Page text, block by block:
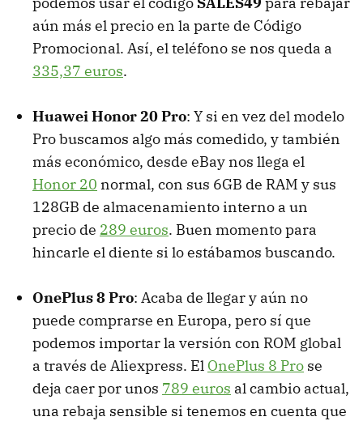
aún más el precio en la parte de Código
Promocional. Así, el teléfono se nos queda a
335,37 euros.
Huawei Honor 20 Pro: Y si en vez del modelo
Pro buscamos algo más comedido, y también
más económico, desde eBay nos llega el
Honor 20 normal, con sus 6GB de RAM y sus
128GB de almacenamiento interno a un
precio de 289 euros. Buen momento para
hincarle el diente si lo estábamos buscando.
OnePlus 8 Pro: Acaba de llegar y aún no
puede comprarse en Europa, pero sí que
podemos importar la versión con ROM global
a través de Aliexpress. El OnePlus 8 Pro se
deja caer por unos 789 euros al cambio actual,
una rebaja sensible si tenemos en cuenta que